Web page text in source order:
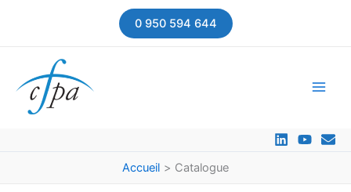
0 950 594 644
Accueil Catalogue